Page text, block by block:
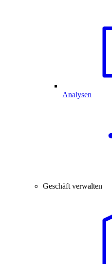
Analysen
Geschäft verwalten